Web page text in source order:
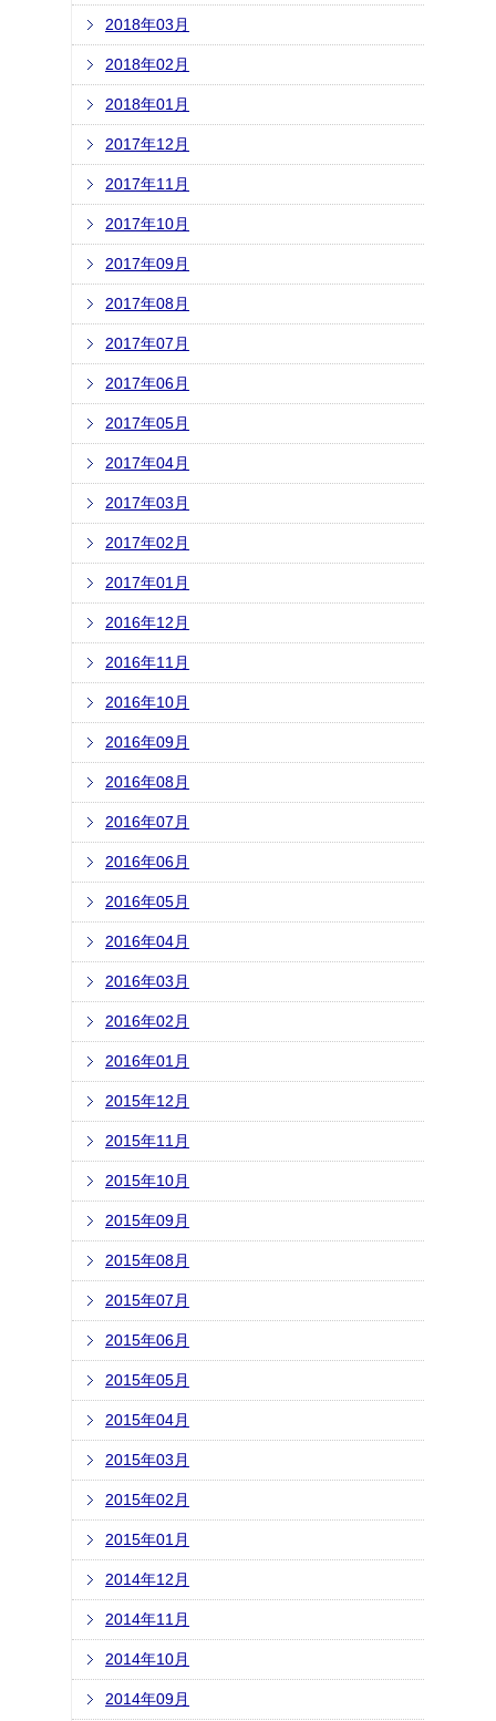
2018年03月
2018年02月
2018年01月
2017年12月
2017年11月
2017年10月
2017年09月
2017年08月
2017年07月
2017年06月
2017年05月
2017年04月
2017年03月
2017年02月
2017年01月
2016年12月
2016年11月
2016年10月
2016年09月
2016年08月
2016年07月
2016年06月
2016年05月
2016年04月
2016年03月
2016年02月
2016年01月
2015年12月
2015年11月
2015年10月
2015年09月
2015年08月
2015年07月
2015年06月
2015年05月
2015年04月
2015年03月
2015年02月
2015年01月
2014年12月
2014年11月
2014年10月
2014年09月